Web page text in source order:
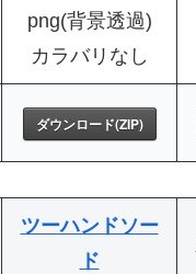
png(背景透過)
カラバリなし
ダウンロード(ZIP)
ツーハンドソー
ド